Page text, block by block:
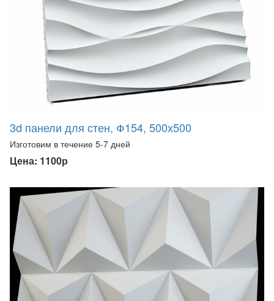
3d панели для стен, Ф154, 500х500
Изготовим в течение 5-7 дней
Цена: 1100р